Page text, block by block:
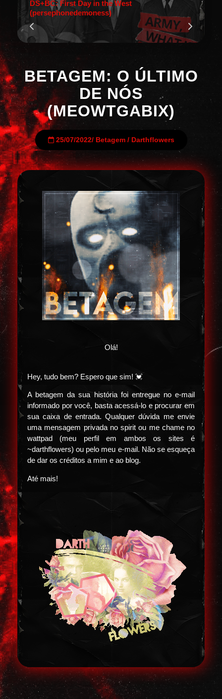
DS+BC: First Day in the West
(persephonedemoness)
BETAGEM: O ÚLTIMO
DE NÓS
(MEOWTGABIX)
25/07/2022/ Betagem/ Darthflowers
Olá!
Hey, tudo bem? Espero que sim! 💓
A betagem da sua história foi entregue no e-mail
informado por você, basta acessá-lo e procurar em
sua caixa de entrada. Qualquer dúvida me envie
uma mensagem privada no spirit ou me chame no
wattpad (meu perfil em ambos os sites é
~darthflowers) ou pelo meu e-mail. Não se esqueça
de dar os créditos a mim e ao blog.
Até mais!